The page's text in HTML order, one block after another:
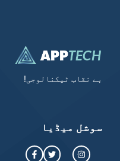
بے نقاب ٹیکنالوجی!
سوشل میڈیا